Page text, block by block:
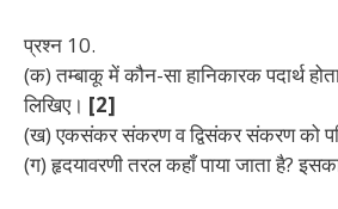
प्रश्न 10.
(क) तम्बाकू में कौन-सा हानिकारक पदार्थ
लिखिए। [2]
(ख) एकसंकर संकरण व द्विसंकर संकरण को
(ग) हृदयावरणी तरल कहाँ पाया जाता है?